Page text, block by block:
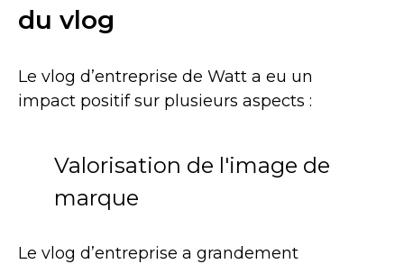
du vlog
Le vlog d’entreprise de Watt a eu un
impact positif sur plusieurs aspects :
Valorisation de l'image de
marque
Le vlog d’entreprise a grandement